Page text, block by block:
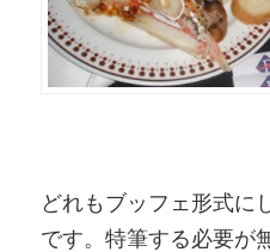
どれもブッフェ形式に
です。特筆する必要が